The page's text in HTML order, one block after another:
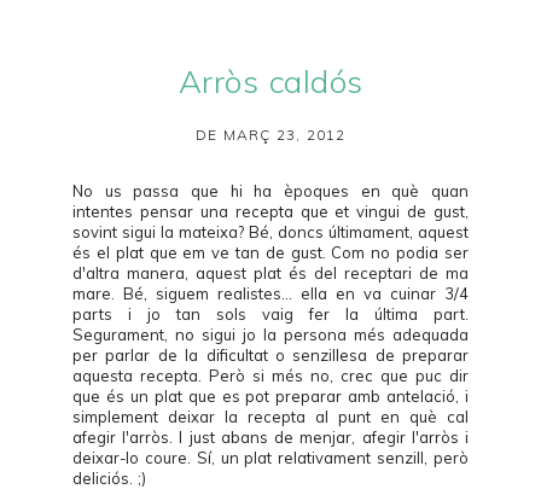
Arròs caldós
DE MARÇ 23, 2012
No us passa que hi ha èpoques en què quan
intentes pensar una recepta que et vingui de gust,
sovint sigui la mateixa? Bé, doncs últimament, aquest
és el plat que em ve tan de gust. Com no podia ser
d'altra manera, aquest plat és del receptari de ma
mare. Bé, siguem realistes... ella en va cuinar 3/4
parts i jo tan sols vaig fer la última part.
Segurament, no sigui jo la persona més adequada
per parlar de la dificultat o senzillesa de preparar
aquesta recepta. Però si més no, crec que puc dir
que és un plat que es pot preparar amb antelació, i
simplement deixar la recepta al punt en què cal
afegir l'arròs. I just abans de menjar, afegir l'arròs i
deixar-lo coure. Sí, un plat relativament senzill, però
deliciós. ;)